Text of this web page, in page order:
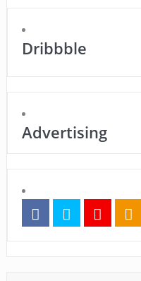
Dribbble
Advertising